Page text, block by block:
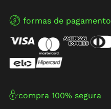
formas de pagamento
compra 100% segura